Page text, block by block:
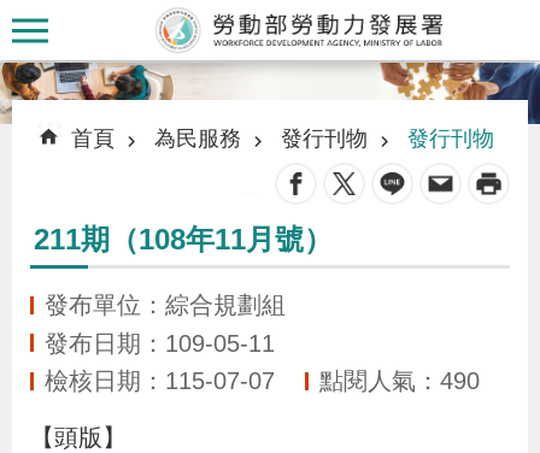
跳到主要內容區塊
認
識
本
署
:::
::: 首頁 為民服務 發行刊物 發行刊物
211期（108年11月號）
發布單位：綜合規劃組
發布日期：109-05-11
檢核日期：115-07-07
點閱人氣：490
【頭版】